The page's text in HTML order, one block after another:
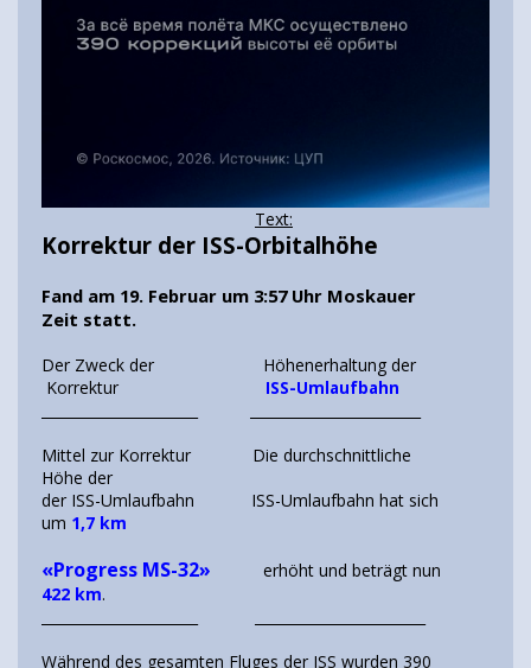
Text:
Korrektur der ISS-Orbitalhöhe
Fand am 19. Februar um 3:57 Uhr Moskauer
Zeit statt.
Der Zweck der Höhenerhaltung der
Korrektur ISS-Umlaufbahn
Mittel zur Korrektur Die durchschnittliche
Höhe der
der ISS-Umlaufbahn ISS-Umlaufbahn hat sich
um 1,7 km
«Progress MS-32» erhöht und beträgt nun
422 km.
Während des gesamten Fluges der ISS wurden 390